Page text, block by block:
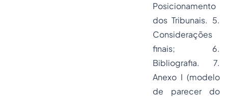
Posicionamento
dos Tribunais. 5.
Considerações
finais; 6.
Bibliografia. 7.
Anexo I (modelo
de parecer do